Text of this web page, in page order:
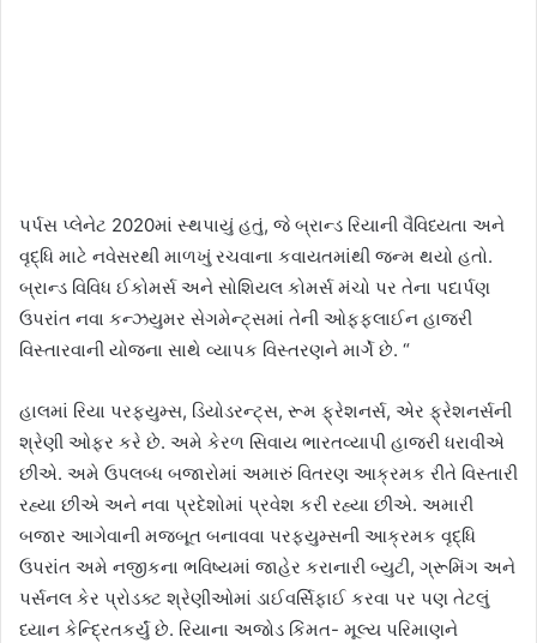
પર્પસ પ્લેનેટ 2020માં સ્થપાયું હતું, જે બ્રાન્ડ રિયાની વૈવિધ્યતા અને
વૃદ્ધિ માટે નવેસરથી માળખું રચવાના કવાયતમાંથી જન્મ થયો હતો.
બ્રાન્ડ વિવિધ ઈકોમર્સ અને સોશિયલ કોમર્સ મંચો પર તેના પદાર્પણ
ઉપરાંત નવા કન્ઝયુમર સેગમેન્ટ્સમાં તેની ઓફફલાઈન હાજરી
વિસ્તારવાની યોજના સાથે વ્યાપક વિસ્તરણને માર્ગે છે. “
હાલમાં રિયા પરફ્યુમ્સ, ડિયોડરન્ટ્સ, રૂમ ફ્રેશનર્સ, એર ફ્રેશનર્સની
શ્રેણી ઓફર કરે છે. અમે કેરળ સિવાય ભારતવ્યાપી હાજરી ધરાવીએ
છીએ. અમે ઉપલબ્ધ બજારોમાં અમારું વિતરણ આક્રમક રીતે વિસ્તારી
રહ્યા છીએ અને નવા પ્રદેશોમાં પ્રવેશ કરી રહ્યા છીએ. અમારી
બજાર આગેવાની મજબૂત બનાવવા પરફ્યુમ્સની આક્રમક વૃદ્ધિ
ઉપરાંત અમે નજીકના ભવિષ્યમાં જાહેર કરાનારી બ્યુટી, ગ્રૂમિંગ અને
પર્સનલ કેર પ્રોડક્ટ શ્રેણીઓમાં ડાઈવર્સિફાઈ કરવા પર પણ તેટલું
ધ્યાન કેન્દ્રિતકર્યું છે. રિયાના અજોડ કિંમત- મૂલ્ય પરિમાણને